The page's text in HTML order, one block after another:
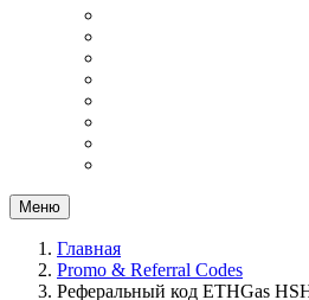
Меню
Главная
Promo & Referral Codes
Реферальный код ETHGas